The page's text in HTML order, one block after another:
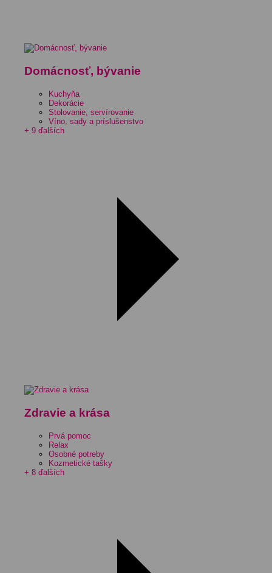
Domácnosť, bývanie
Kuchyňa
Dekorácie
Stolovanie, servírovanie
Víno, sady a príslušenstvo
+ 9 ďalších
Zdravie a krása
Prvá pomoc
Relax
Osobné potreby
Kozmetické tašky
+ 8 ďalších